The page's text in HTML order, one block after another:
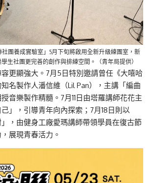
社團養成實驗室」5月下旬將啟用全新升級練團室，新
生社團更完善的創作與排練空間。（青年局提供）
更顯強大。7月5日特別邀請曾任《大嘻哈
名製作人潘信維（Lil Pan），主講「編曲
音樂製作精髓。7月11日由塔羅講師花花主
」，引導青年向內探索；7月18日則以
」，由健身工廠愛瑪講師帶領學員在復古節
展現青春活力。